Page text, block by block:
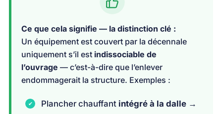
Ce que cela signifie — la distinction clé :
Un équipement est couvert par la décennale
uniquement s’il est indissociable de
l’ouvrage — c’est-à-dire que l’enlever
endommagerait la structure. Exemples :
Plancher chauffant intégré à la dalle →